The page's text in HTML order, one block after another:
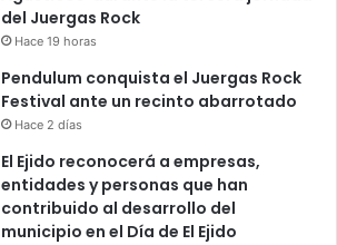
del Juergas Rock
Hace 19 horas
Pendulum conquista el Juergas Rock
Festival ante un recinto abarrotado
Hace 2 días
El Ejido reconocerá a empresas,
entidades y personas que han
contribuido al desarrollo del
municipio en el Día de El Ejido